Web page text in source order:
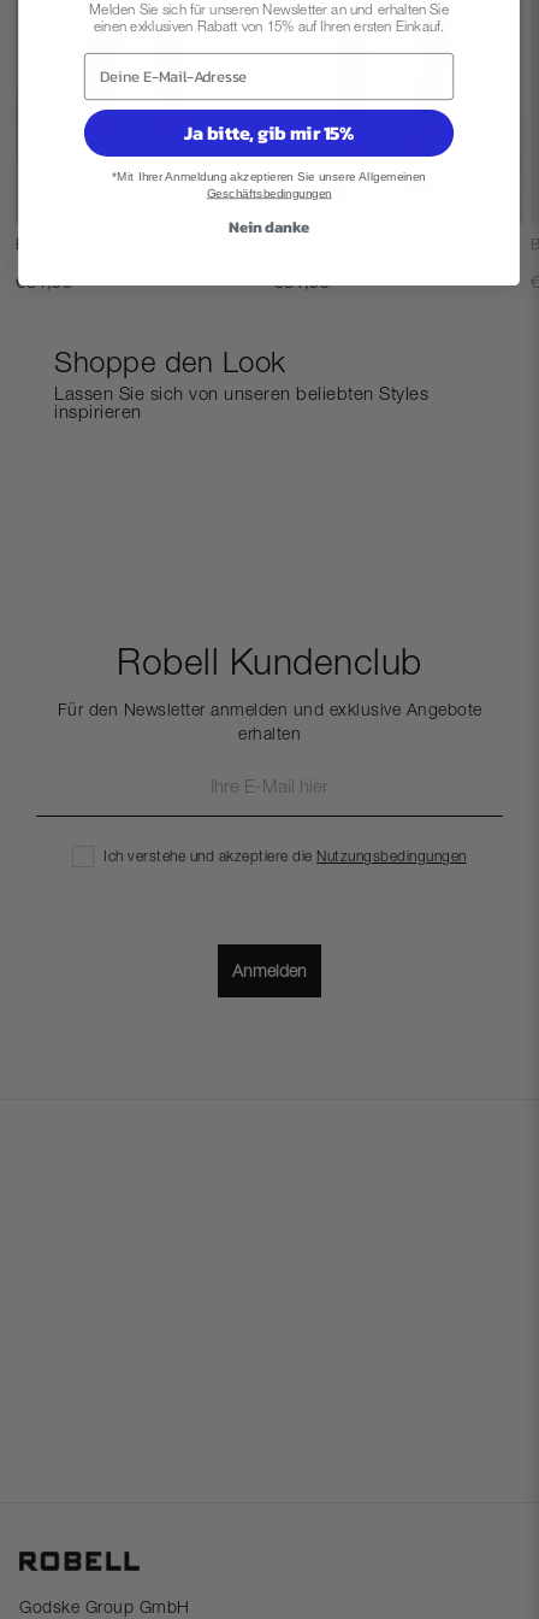
BELLA 09 HOSEN PINK
€84,95 €84,95
Shoppe den Look
Lassen Sie sich von unseren beliebten Styles
inspirieren
Robell Kundenclub
Für den Newsletter anmelden und exklusive Angebote
erhalten
Ich verstehe und akzeptiere die Nutzungsbedingungen
Anmelden
Godske Group GmbH
Melden Sie sich für unseren Newsletter an und erhalten Sie
einen exklusiven Rabatt von 15% auf Ihren ersten Einkauf.
Deine E-Mail-Adresse
Ja bitte, gib mir 15%
*Mit Ihrer Anmeldung akzeptieren Sie unsereAllgemeinen
Geschäftsbedingungen
Nein danke